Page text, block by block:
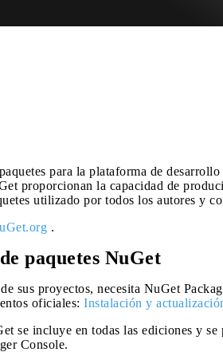
para la plataforma de
proporcionan la capacidad de
utilizado por todos los autores y
.
paquetes NuGet
sus proyectos, necesita NuGet
oficiales: Instalación y
se incluye en todas las ediciones y se
Console.